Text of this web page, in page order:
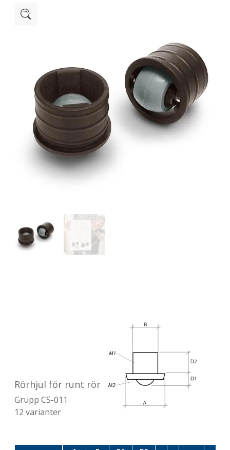
Rörhjul för runt rör
Grupp CS-011
12 varianter